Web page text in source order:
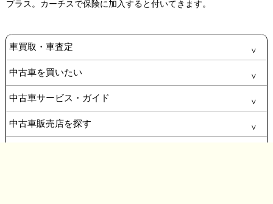
プラス。カーチスで保険に加入すると付いてきます。
車買取・車査定
中古車を買いたい
中古車サービス・ガイド
中古車販売店を探す